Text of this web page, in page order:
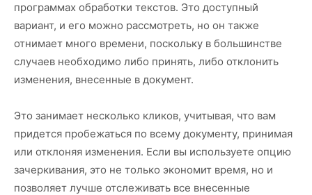
программах обработки текстов. Это доступный
вариант, и его можно рассмотреть, но он также
отнимает много времени, поскольку в большинстве
случаев необходимо либо принять, либо отклонить
изменения, внесенные в документ.
Это занимает несколько кликов, учитывая, что вам
придется пробежаться по всему документу, принимая
или отклоняя изменения. Если вы используете опцию
зачеркивания, это не только экономит время, но и
позволяет лучше отслеживать все внесенные